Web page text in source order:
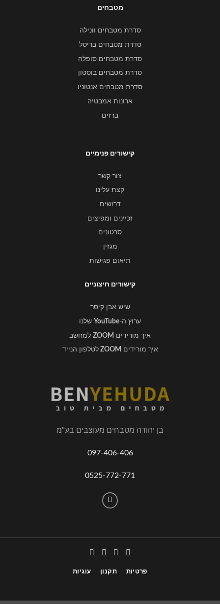
מטבחים
סדרת מטבחים וונילה
סדרת מטבחים בריסל
סדרת מטבחים סופלה
סדרת מטבחים בוסטון
סדרת מטבחים אנטוניו
ארונות אמבטיה
ברזים
קישורים פנימיים
צור קשר
קצת עלינו
דרושים
זכיינים ומפיצים
סרטונים
מגזין
תיאום פגישות
קישורים חיצוניים
שיש אבן קיסר
ערוץ ה-YouTube שלנו
איך מורידים ZOOM למחשב
איך מורידים ZOOM לטלפון הנייד
בן יהודה מטבחים מעוצבים בע"מ
097-406-406
0525-772-771
פרטיות תקנון עוגיות